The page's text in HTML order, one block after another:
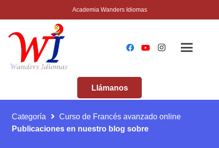
Academia Wanders Idiomas
Llámanos
Categoría
Curso de Francés avanzado online
Publicaciones en nuestro blog sobre